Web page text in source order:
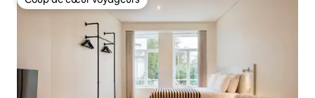
Coup de cœur voyageurs